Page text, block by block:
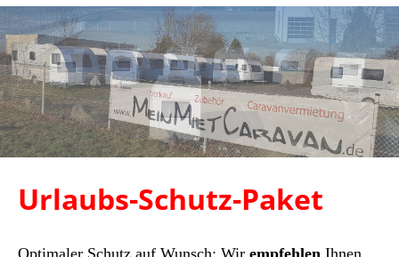
Urlaubs-Schutz-Paket
Optimaler Schutz auf Wunsch: Wir empfehlen Ihnen